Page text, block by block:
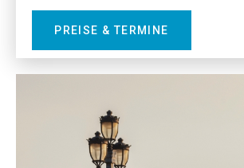
PREISE & TERMINE